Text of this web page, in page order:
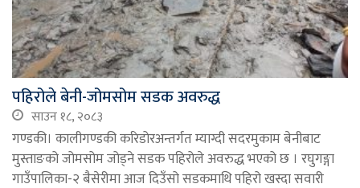
पहिरोले बेनी-जोमसोम सडक अवरुद्ध
साउन १८, २०८३
गण्डकी। कालीगण्डकी करिडोरअन्तर्गत म्याग्दी सदरमुकाम बेनीबाट
मुस्ताङको जोमसोम जोड्ने सडक पहिरोले अवरुद्ध भएको छ । रघुगङ्गा
गाउँपालिका-२ बैसेरीमा आज दिउँसो सडकमाथि पहिरो खस्दा सवारी